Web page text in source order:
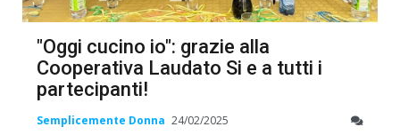
"Oggi cucino io": grazie alla
Cooperativa Laudato Si e a tutti i
partecipanti!
Semplicemente Donna 24/02/2025